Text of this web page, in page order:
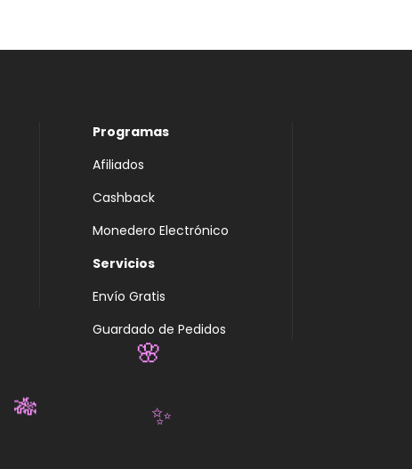
Programas
Afiliados
Cashback
Monedero Electrónico
Servicios
Envío Gratis
Guardado de Pedidos